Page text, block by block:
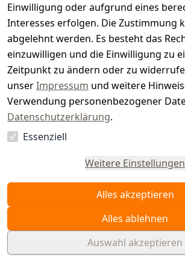
Einwilligung oder aufgrund eines
Interesses erfolgen. Die Zustimmung
abgelehnt werden. Es besteht das
einzuwilligen und die Einwilligung zu
Zeitpunkt zu ändern oder zu
unserImpressum und weitere
Verwendung personenbezogener
Datenschutzerklärung.
Essenziell
Weitere Einstellungen
Alles akzeptieren
Alles ablehnen
Auswahl akzeptieren
Vertrag
widerrufen
©